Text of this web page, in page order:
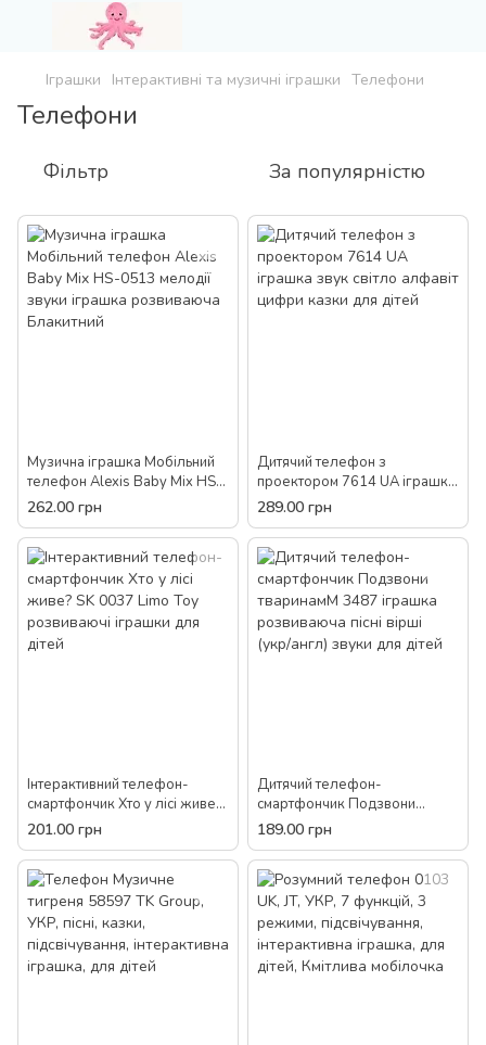
Іграшки Інтерактивні та музичні іграшки Телефони
Телефони
Фільтр За популярністю
Музична іграшка Мобільний
телефон Alexis Baby Mix HS-
0513 мелодії звуки іграшка
розвиваюча Блакитний
262.00 грн
Дитячий телефон з
проектором 7614 UA іграшка
звук світло алфавіт цифри
казки для дітей
289.00 грн
Інтерактивний телефон-
смартфончик Хто у лісі живе?
SK 0037 Limo Toy розвиваючі
іграшки для дітей
201.00 грн
Дитячий телефон-
смартфончик Подзвони
тваринамМ 3487 іграшка
розвиваюча пісні вірші (укр/
англ) звуки для дітей
189.00 грн